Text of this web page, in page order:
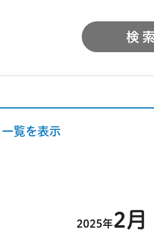
一覧を表示
2025年2月